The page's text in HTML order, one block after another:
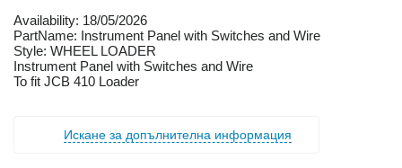
Availability: 18/05/2026
PartName: Instrument Panel with Switches and Wire
Style: WHEEL LOADER
Instrument Panel with Switches and Wire
To fit JCB 410 Loader
Искане за допълнителна информация